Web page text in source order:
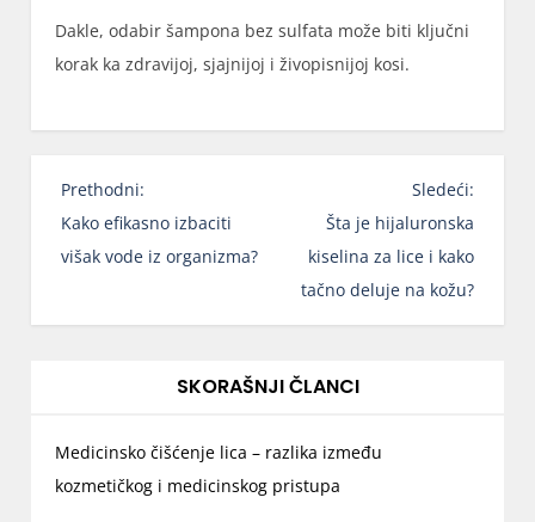
Dakle, odabir šampona bez sulfata može biti ključni
korak ka zdravijoj, sjajnijoj i živopisnijoj kosi.
K
r
e
a
č
l
Prethodni:
Kako efikasno izbaciti
višak vode iz organizma?
Sledeći:
Šta je hijaluronska
kiselina za lice i kako
tačno deluje na kožu?
SKORAŠNJI ČLANCI
Medicinsko čišćenje lica – razlika između
kozmetičkog i medicinskog pristupa